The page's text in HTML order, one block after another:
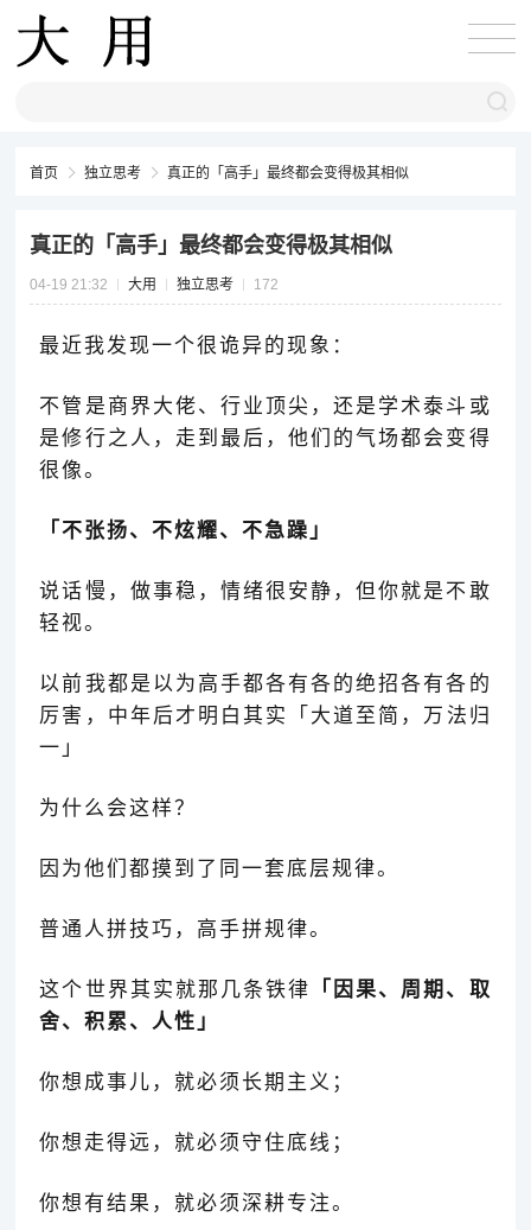
首页 独立思考 真正的「高手」最终都会变得极其相似
真正的「高手」最终都会变得极其相似
04-19 21:32 大用 独立思考 172
最近我发现一个很诡异的现象：
不管是商界大佬、行业顶尖，还是学术泰斗或
是修行之人，走到最后，他们的气场都会变得
很像。
「不张扬、不炫耀、不急躁 」
说话慢，做事稳，情绪很安静，但你就是不敢
轻视。
以前我都是以为高手都各有各的绝招各有各的
厉害，中年后才明白其实
「大道至简，万法归
一 」
为什么会这样？
因为他们都摸到了同一套底层规律。
普通人拼技巧，高手拼规律。
这个世界其实就那几条铁律 「因果、周期、取
舍、积累、人性 」
你想成事儿，就必须长期主义；
你想走得远，就必须守住底线；
你想有结果，就必须深耕专注。